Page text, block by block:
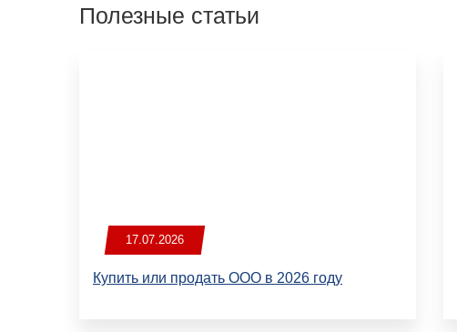
Полезные статьи
17.07.2026
Купить или продать ООО в 2026 году